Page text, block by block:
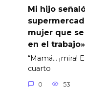
Mi hijo
mujer que
en el
“Mamá… ¡mira!
cuarto
0 53